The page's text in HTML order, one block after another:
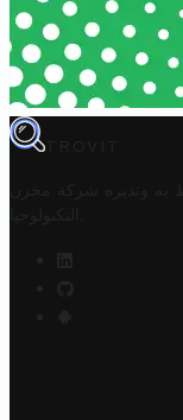
TROVIT
به وتديره
شركة مخزن
التكنولوجيا